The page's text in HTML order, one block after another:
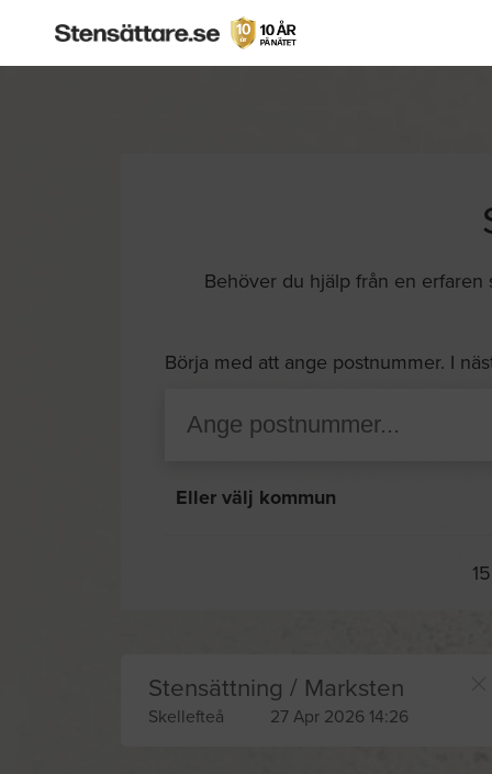
Behöver du hjälp från en erfaren
Börja med att ange postnummer. I
Eller välj kommun
Stensättning / Marksten
Skellefteå 27 Apr 2026 14:26